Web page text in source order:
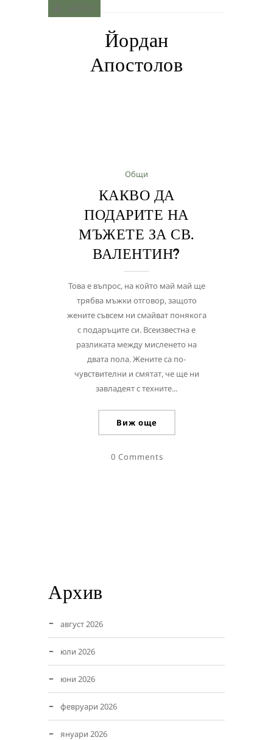
Йордан
Апостолов
Общи
КАКВО ДА
ПОДАРИТЕ НА
МЪЖЕТЕ ЗА СВ.
ВАЛЕНТИН?
Това е въпрос, на който май май ще
трябва мъжки отговор, защото
жените съвсем ни смайват понякога
с подаръците си. Всеизвестна е
разликата между мисленето на
двата пола. Жените са по-
чувствителни и смятат, че ще ни
завладеят с техните...
Виж още
0 Comments
Архив
август 2026
юли 2026
юни 2026
февруари 2026
януари 2026